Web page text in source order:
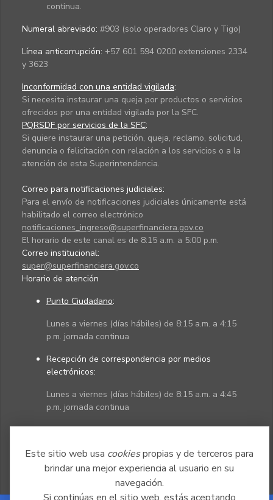
Este sitio web usa cookiespropias y de terceros para
brindar una mejor experiencia al usuario en su
navegación.
continua.
Numeral abreviado: #903 (solo operadores Claro y Tigo)
Línea anticorrupción: +57 601 594 0200 extensiones 2334
y 3623
Inconformidad con una entidad vigilada:
Si necesita instaurar una queja por productos o servicios
ofrecidos por una entidad vigilada por la SFC.
PQRSDF por servicios de la SFC:
Si quiere instaurar una petición, queja, reclamo, solicitud,
denuncia o felicitación con relación a los servicios o a la
atención de esta Superintendencia.
Correo para notificaciones judiciales:
Para el envío de notificaciones judiciales únicamente está
habilitado el correo electrónico
notificaciones_ingreso@superfinanciera.gov.co
El horario de este canal es de 8:15 a.m. a 5:00 p.m.
Correo institucional:
super@superfinanciera.gov.co
Horario de atención
Punto Ciudadano:
Lunes a viernes (días hábiles) de 8:15 a.m. a 4:15
p.m. jornada continua
Recepción de correspondencia por medios
electrónicos:
Lunes a viernes (días hábiles) de 8:15 a.m. a 4:45
p.m. jornada continua